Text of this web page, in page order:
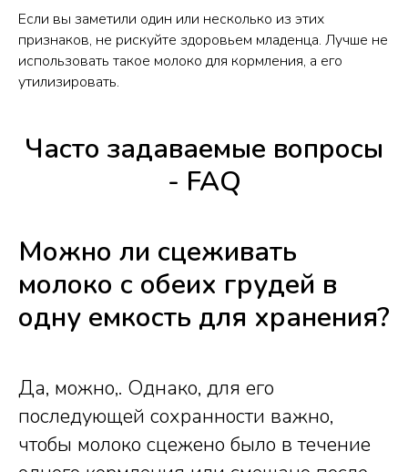
Если вы заметили один или несколько из этих
признаков, не рискуйте здоровьем младенца. Лучше не
использовать такое молоко для кормления, а его
утилизировать.
Часто задаваемые вопросы
- FAQ
Можно ли сцеживать
молоко с обеих грудей в
одну емкость для хранения?
Да, можно,. Однако, для его
последующей сохранности важно,
чтобы молоко сцежено было в течение